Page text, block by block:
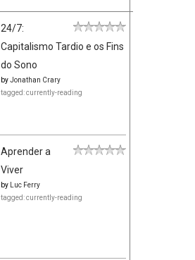
24/7:
Capitalismo Tardio e os Fins
do Sono
byJonathan Crary
tagged: currently-reading
Aprender a
Viver
by Luc Ferry
tagged: currently-reading